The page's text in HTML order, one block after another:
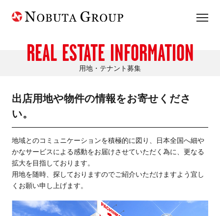
REAL ESTATE INFORMATION
用地・テナント募集
出店用地や物件の情報をお寄せくださ
い。
地域とのコミュニケーションを積極的に図り、日本全国へ細や
かなサービスによる感動をお届けさせていただく為に、更なる
拡大を目指しております。
用地を随時、探しておりますのでご紹介いただけますよう宜し
くお願い申し上げます。